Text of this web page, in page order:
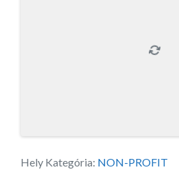
Hely Kategória: NON-PROFIT